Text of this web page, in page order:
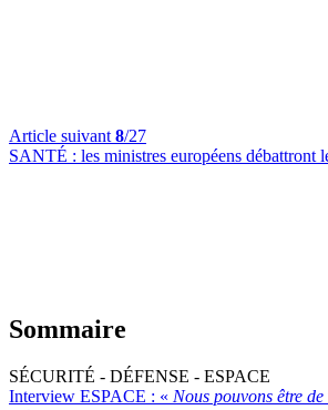
Article suivant 8/27
SANTÉ : les ministres européens débattront
Sommaire
SÉCURITÉ - DÉFENSE - ESPACE
Interview ESPACE : « Nous pouvons être